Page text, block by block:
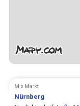
Mix Markt
Nürnberg